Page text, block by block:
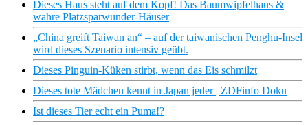
Dieses Haus steht auf dem Kopf! Das Baumwipfelhaus &
wahre Platzsparwunder-Häuser
„China greift Taiwan an“ – auf der taiwanischen Penghu-Insel
wird dieses Szenario intensiv geübt.
Dieses Pinguin-Küken stirbt, wenn das Eis schmilzt
Dieses tote Mädchen kennt in Japan jeder | ZDFinfo Doku
Ist dieses Tier echt ein Puma!?